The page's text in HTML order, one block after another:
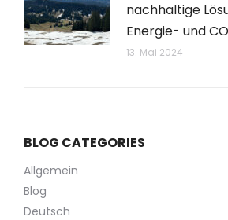
nachhaltige
Energie- und
13. Mai 2024
BLOG CATEGORIES
Allgemein
Blog
Deutsch